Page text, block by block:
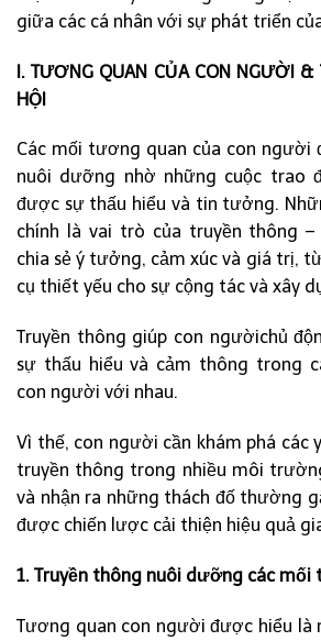
giữa các cá nhân với sự phát triển
I. TƯƠNG QUAN CỦA CON NGƯỜI &
HỘI
Các mối tương quan của con người
nuôi dưỡng nhờ những cuộc trao
được sự thấu hiểu và tin tưởng.
chính là vai trò của truyền thông
chia sẻ ý tưởng, cảm xúc và giá trị,
cụ thiết yếu cho sự cộng tác và xây
Truyền thông giúp con ngườichủ
sự thấu hiểu và cảm thông trong
con người với nhau.
Vì thế, con người cần khám phá các
truyền thông trong nhiều môi
và nhận ra những thách đố thường
được chiến lược cải thiện hiệu quả
1. Truyền thông nuôi dưỡng các
Tương quan con người được hiểu là